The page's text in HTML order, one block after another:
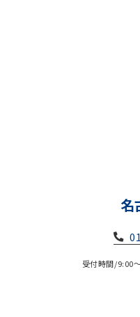
名
受付時間/9:00